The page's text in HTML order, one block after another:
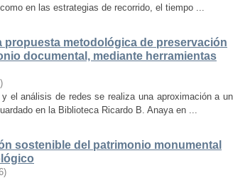
en las estrategias de recorrido, el tiempo ...
metodológica de preservación
documental, mediante herramientas
)
el análisis de redes se realiza una aproximación a un
en la Biblioteca Ricardo B. Anaya en ...
sostenible del patrimonio monumental
)